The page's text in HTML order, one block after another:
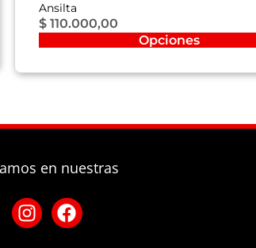
Ansilta
$ 110.000,00
Opciones
en nuestras